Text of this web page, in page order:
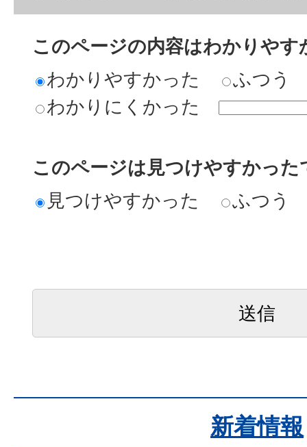
このページの内容はわかりやす
わかりやすかった
ふつう
わかりにくかった
このページは見つけやすかった
見つけやすかった
ふつう
新着情報